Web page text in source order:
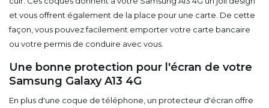
et vous offrent également de la place pour une carte. De cette
façon, vous pouvez facilement emporter votre carte bancaire
ou votre permis de conduire avec vous.
Une bonne protection pour l'écran de votre
Samsung Galaxy A13 4G
En plus d'une coque de téléphone, un protecteur d'écran offre